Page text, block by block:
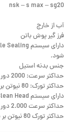
nsk – s max – sg20
آب از خارج
فرز گیر پوش باتن
شود.
جنس بدنه استیل
حداکثر سرعت: 2000 دور در دقیقه
حداکثر تورک: 80 نیوتن بر سانتی متر
دارای سیستم Clean Head
حداکثر سرعت 2.000 دور در دقیقه
حداکثر تورک 80 نیوتن بر سانتیمتر